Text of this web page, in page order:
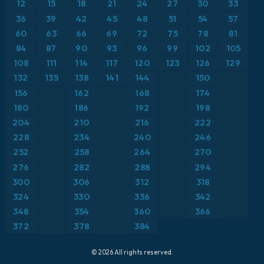
ICON Alemania 2 km
Caribe
Escandinavia
Estados Unidos
Europa
Francia
Grecia
Islandia
Anomalía de temperatura a 850 hPa
CAPE
Precipitación, nubes y presión
Profundidad de nieve
Punto de rocío a 2 m
Ráfagas de Viento Máximas
Ráfagas de viento
12
15 18 21 24 27 30 33
36 39 42 45 48 51 54
57
60
63 66 69 72 75 78 81
84 87 90 93 96 99 102
105
108
111 114 117 120 123 126
129
132
135 138 141 144
150
156
162 168
174
180
186 192
198
204
210 216 222
228 234 240 246
252 258 264
270
276
282 288
294
300
306 312
318
324
330 336 342
348 354 360 366
372 378 384
© 2026 All rights reserved.